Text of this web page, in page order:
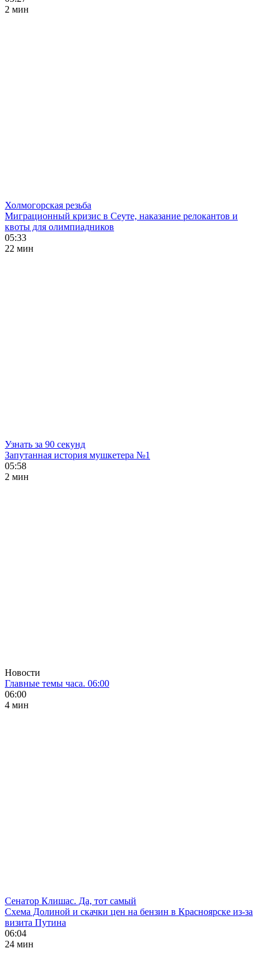
2 мин
Холмогорская резьба
Миграционный кризис в Сеуте, наказание релокантов и
квоты для олимпиадников
05:33
22 мин
Узнать за 90 секунд
Запутанная история мушкетера №1
05:58
2 мин
Новости
Главные темы часа. 06:00
06:00
4 мин
Сенатор Клишас. Да, тот самый
Схема Долиной и скачки цен на бензин в Красноярске из-за
визита Путина
06:04
24 мин